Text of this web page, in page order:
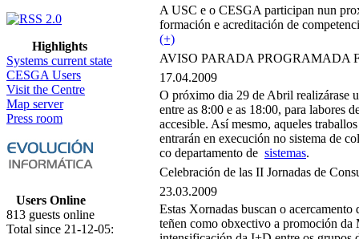
Highlights
Systems current state
CESGA Users
Visit the Centre
Map server
Press room
Users Online
813 guests online
Total since 21-12-05:
A USC e o CESGA participan nun
formación e acreditación de
(+)
AVISO PARADA PROGRAMADA
17.04.2009
O próximo dia 29 de Abril realizárase
entre as 8:00 e as 18:00, para labores
accesible. Así mesmo, aqueles
entrarán en execución no sistema de
co departamento de sistemas.
Celebración de las II Jornadas de
23.03.2009
Estas Xornadas buscan o
teñen como obxectivo a promoción da